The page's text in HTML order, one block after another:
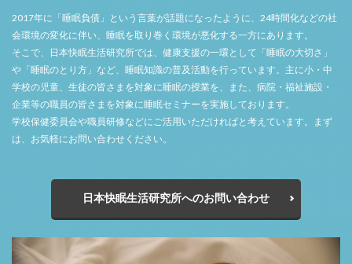
2017年に「睡眠負債」という言葉が話題になったように、24時間化などの社
会環境の変化に伴い、睡眠を取り巻く環境が悪化する一方にあります。
そこで、日本快眠生活研究所では、健康支援の一環として「睡眠の大切さ」
や「睡眠のとり方」など、睡眠知識の普及活動を行っています。主に小・中
学校の児童、生徒の皆さまを対象に睡眠の授業を、また、病院・福祉施設・
企業等の職員の皆さまを対象に睡眠セミナーを実施しております。
学校保健委員会や職員研修などにご活用いただければと考えています。まず
は、お気軽にお問い合わせください。
日本快眠生活研究所へのお問い合わせ